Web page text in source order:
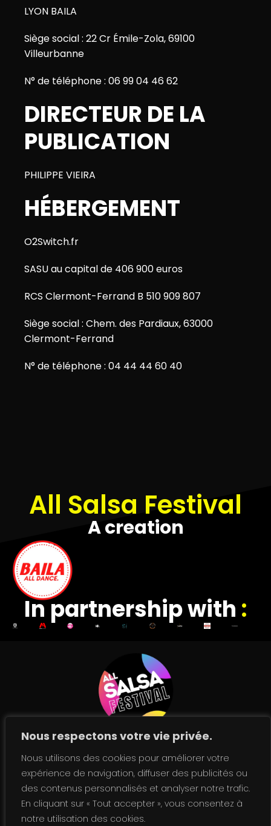
Nous respectons votre vie privée.
Nous utilisons des cookies pour améliorer votre
expérience de navigation, diffuser des publicités ou
des contenus personnalisés et analyser notre trafic.
En cliquant sur « Tout accepter », vous consentez à
notre utilisation des cookies.
LYON BAILA
Siège social : 22 Cr Émile-Zola, 69100
Villeurbanne
N° de téléphone : 06 99 04 46 62
DIRECTEUR DE LA
PUBLICATION
PHILIPPE VIEIRA
HÉBERGEMENT
O2Switch.fr
SASU au capital de 406 900 euros
RCS Clermont-Ferrand B 510 909 807
Siège social : Chem. des Pardiaux, 63000
Clermont-Ferrand
N° de téléphone : 04 44 44 60 40
All Salsa Festival
A creation
In partnership with :
A Baila Lyon production.
Copyright © 2026 ● All rights reserved ● Created by
Oatis créations